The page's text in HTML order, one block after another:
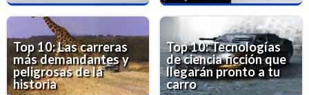
Top 10: Las carreras
más demandantes y
peligrosas de la
historia
Top 10: Tecnologías
de ciencia ficción que
llegarán pronto a tu
carro